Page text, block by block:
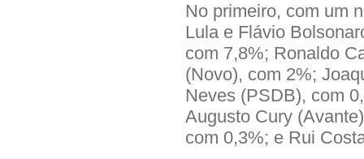
No primeiro, com um
Lula e Flávio
com 7,8%; Ronaldo
(Novo), com 2%;
Neves (PSDB), com
Augusto Cury
com 0,3%; e Rui